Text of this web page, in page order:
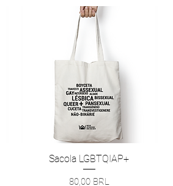
Vista rápida
Sacola LGBTQIAP+
Precio
80,00 BRL